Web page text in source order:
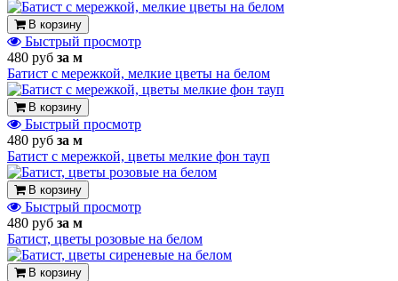
В корзину
Быстрый просмотр
480 руб за м
Батист с мережкой, мелкие цветы на белом
В корзину
Быстрый просмотр
480 руб за м
Батист с мережкой, цветы мелкие фон тауп
В корзину
Быстрый просмотр
480 руб за м
Батист, цветы розовые на белом
В корзину